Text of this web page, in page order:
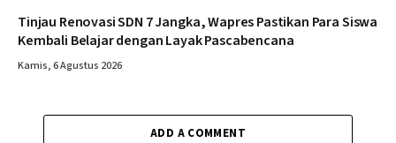
Tinjau Renovasi SDN 7 Jangka, Wapres Pastikan Para Siswa
Kembali Belajar dengan Layak Pascabencana
Kamis, 6 Agustus 2026
ADD A COMMENT